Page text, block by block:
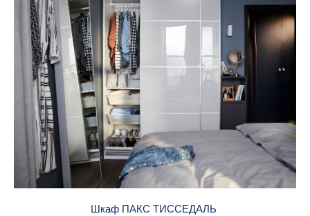
Шкаф ПАКС ТИССЕДАЛЬ